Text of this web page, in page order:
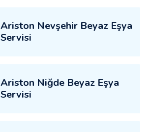
Ariston Nevşehir Beyaz Eşya
Servisi
Ariston Niğde Beyaz Eşya
Servisi